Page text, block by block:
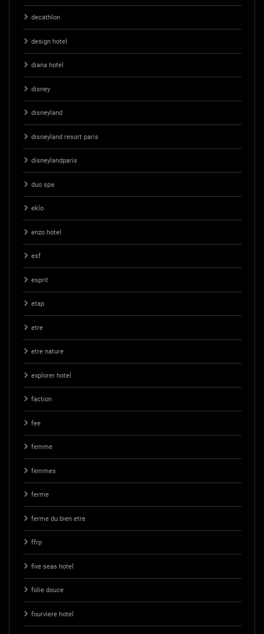
decathlon
design hotel
diana hotel
disney
disneyland
disneyland resort paris
disneylandparis
duo spa
eklo
enzo hotel
esf
esprit
etap
etre
etre nature
explorer hotel
faction
fee
femme
femmes
ferme
ferme du bien etre
ffrp
five seas hotel
folie douce
fourviere hotel